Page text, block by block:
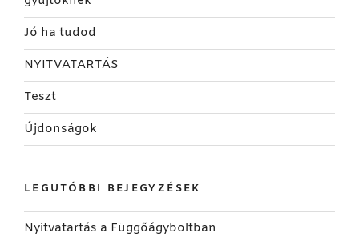
Jó ha tudod
NYITVATARTÁS
Teszt
Újdonságok
LEGUTÓBBI BEJEGYZÉSEK
Nyitvatartás a Függőágyboltban